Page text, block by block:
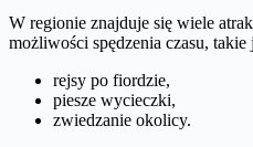
W regionie znajduje się wiele
możliwości spędzenia czasu, takie
rejsy po fiordzie,
piesze wycieczki,
zwiedzanie okolicy.